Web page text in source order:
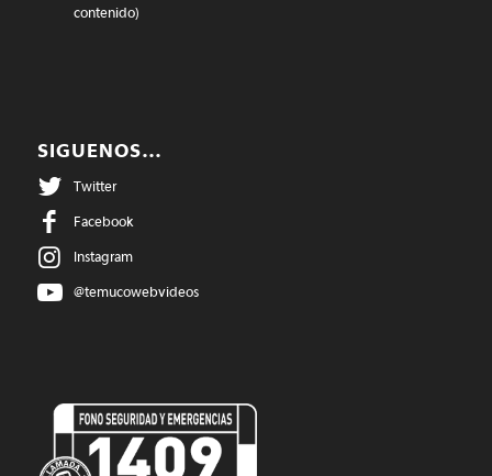
contenido)
SIGUENOS…
Twitter
Facebook
Instagram
@temucowebvideos